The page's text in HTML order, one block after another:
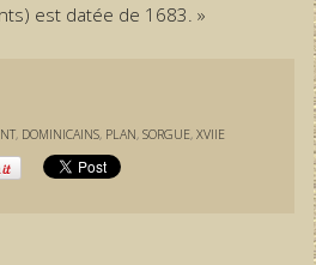
est datée de 1683. »
, DOMINICAINS, PLAN,SORGUE,XVIIE